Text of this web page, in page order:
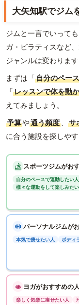
大矢知駅でジム
ジムと一言でいって
ガ・ピラティスなど
ジャンルは変わります
まずは「自分のペー
「レッスンで体を動
えてみましょう。
予算や通う頻度 、 サ
に合う施設を探しやす
スポーツジムがお
自分のペースで運動したい人
様々な運動をして楽しみた
パーソナルジムが
本気で痩せたい人 ボディ
ヨガがおすすめの人
楽しく気楽に痩せたい人